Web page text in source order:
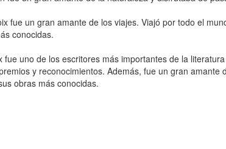
fue un gran amante de los viajes. Viajó por todo el
conocidas.
fue uno de los escritores más importantes de la
y reconocimientos. Además, fue un gran
obras más conocidas.